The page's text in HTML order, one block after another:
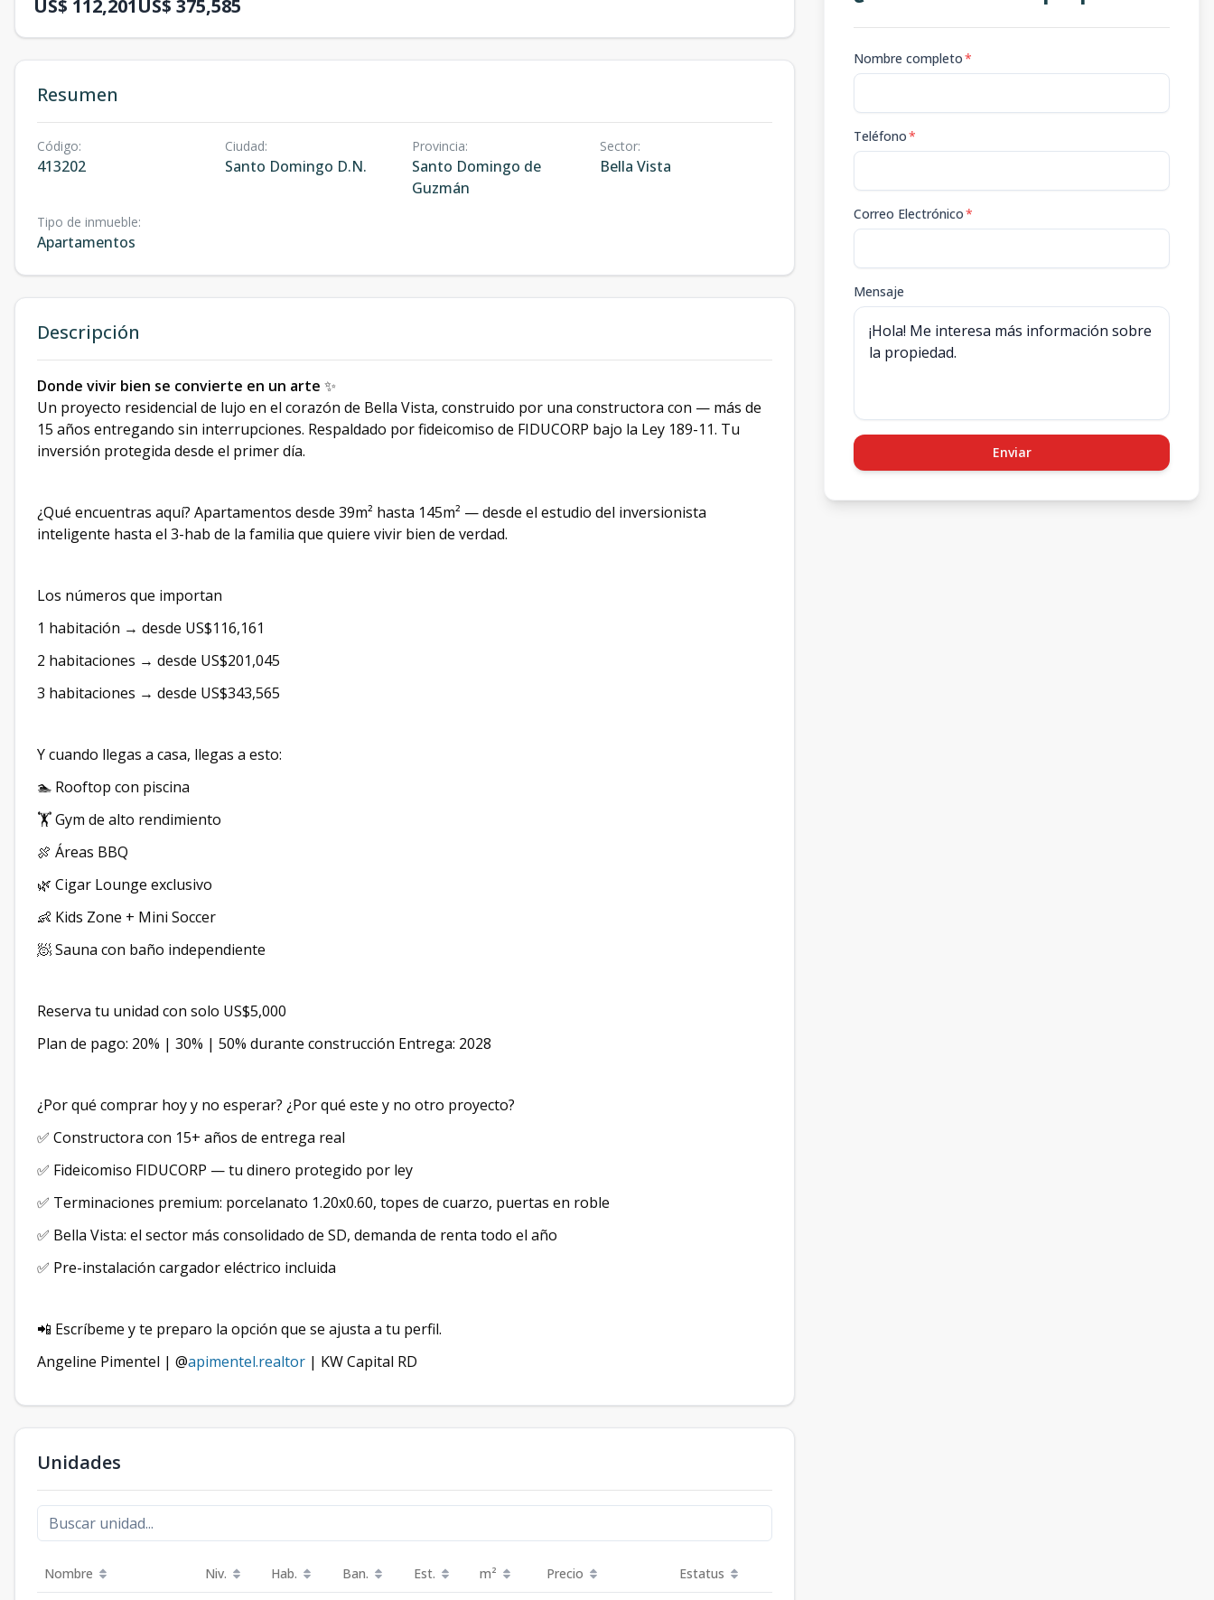
US$ 112,201 US$ 375,585
Resumen
Código:
413202
Ciudad:
Santo Domingo D.N.
Provincia:
Santo Domingo de
Guzmán
Sector:
Bella Vista
Tipo de inmueble:
Apartamentos
Descripción
Donde vivir bien se convierte en un arte ✨
Un proyecto residencial de lujo en el corazón de Bella Vista, construido por una constructora con — más de
15 años entregando sin interrupciones. Respaldado por fideicomiso de FIDUCORP bajo la Ley 189-11. Tu
inversión protegida desde el primer día.
¿Qué encuentras aquí? Apartamentos desde 39m² hasta 145m² — desde el estudio del inversionista
inteligente hasta el 3-hab de la familia que quiere vivir bien de verdad.
Los números que importan
1 habitación → desde US$116,161
2 habitaciones → desde US$201,045
3 habitaciones → desde US$343,565
Y cuando llegas a casa, llegas a esto:
🏊 Rooftop con piscina
🏋️ Gym de alto rendimiento
🍖 Áreas BBQ
🌿 Cigar Lounge exclusivo
👶 Kids Zone + Mini Soccer
🧖 Sauna con baño independiente
Reserva tu unidad con solo US$5,000
Plan de pago: 20% | 30% | 50% durante construcción Entrega: 2028
¿Por qué comprar hoy y no esperar? ¿Por qué este y no otro proyecto?
✅ Constructora con 15+ años de entrega real
✅ Fideicomiso FIDUCORP — tu dinero protegido por ley
✅ Terminaciones premium: porcelanato 1.20x0.60, topes de cuarzo, puertas en roble
✅ Bella Vista: el sector más consolidado de SD, demanda de renta todo el año
✅ Pre-instalación cargador eléctrico incluida
📲 Escríbeme y te preparo la opción que se ajusta a tu perfil.
Angeline Pimentel | @apimentel.realtor | KW Capital RD
Unidades
Nombre Niv. Hab. Ban. Est. m² Precio Estatus
Nombre completo*
Teléfono*
Correo Electrónico*
Mensaje
Enviar